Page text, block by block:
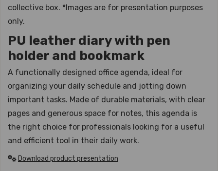
collective box. *Images are for presentation purposes
only.
PU leather diary with pen
holder and bookmark
A functionally designed office agenda, ideal for
organizing your daily schedule and jotting down
important tasks. Made of durable materials, with clear
pages and generous space for notes, this agenda is
the right choice for professionals looking for a useful
and efficient tool in their daily work.
Download product presentation